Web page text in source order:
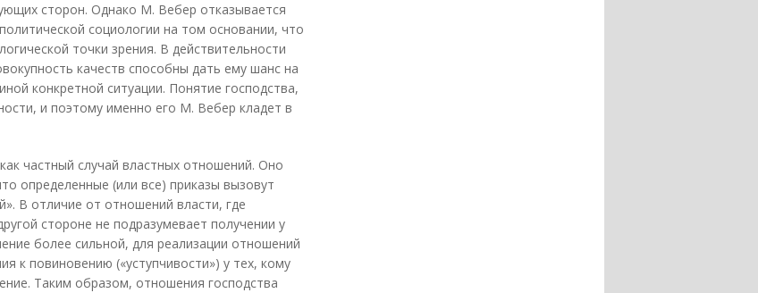
сторон. Однако М. Вебер отказывается
социологии на том основании, что
точки зрения. В действительности
качеств способны дать ему шанс на
конкретной ситуации. Понятие господства,
и поэтому именно его М. Вебер кладет в
частный случай властных отношений. Оно
определенные (или все) приказы вызовут
В отличие от отношений власти, где
стороне не подразумевает получении у
более сильной, для реализации отношений
к повиновению («уступчивости») у тех, кому
Таким образом, отношения господства